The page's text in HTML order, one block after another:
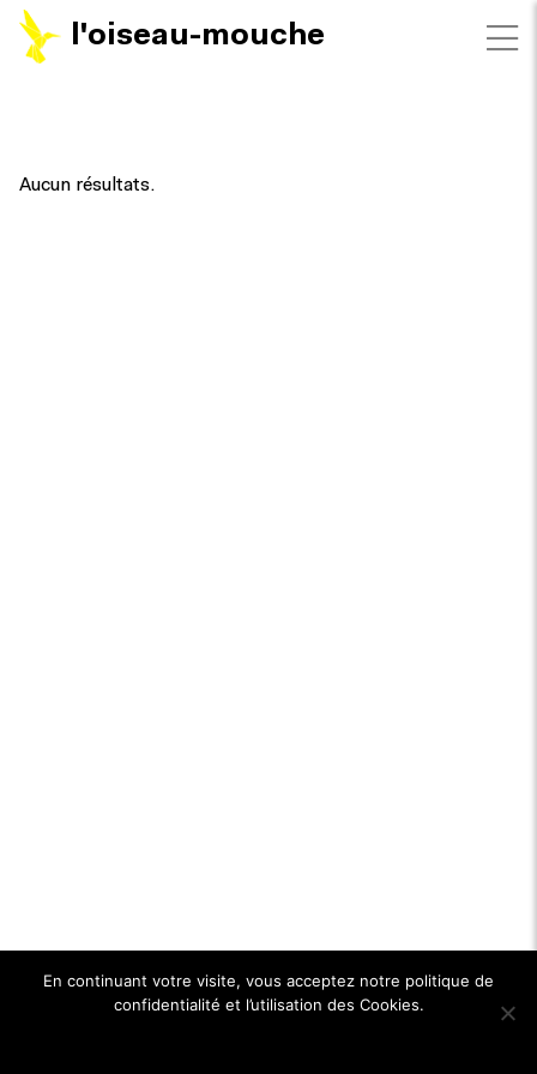
l'oiseau-mouche
FILTRES
Aucun résultats.
En continuant votre visite, vous acceptez notre politique de
confidentialité et l’utilisation des Cookies.